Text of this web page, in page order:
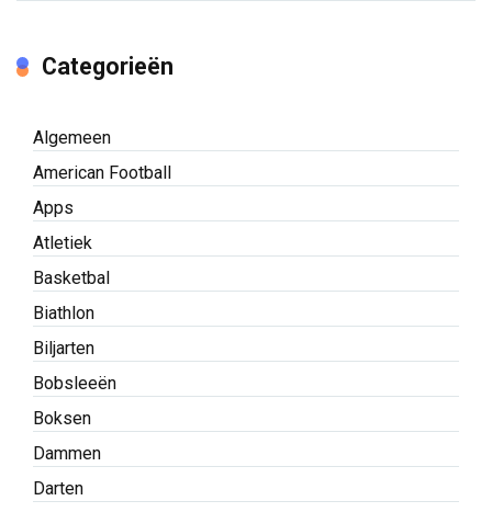
Categorieën
Algemeen
American Football
Apps
Atletiek
Basketbal
Biathlon
Biljarten
Bobsleeën
Boksen
Dammen
Darten